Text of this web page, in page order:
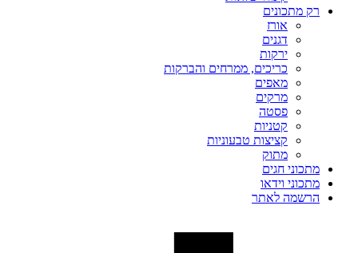
רק מתכונים
אורז
דגנים
ירקות
כריכים, ממרחים והברקות
מאפים
מרקים
פסטה
קטניות
קציצות טבעוניות
מתוק
מתכוני חגים
מתכוני וידאו
הרשמה לאתר